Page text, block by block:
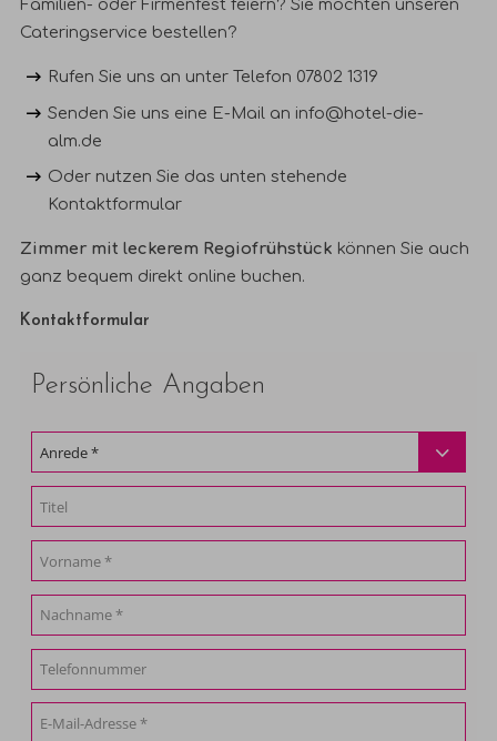
Familien- oder Firmenfest feiern? Sie möchten unseren
Cateringservice bestellen?
Rufen Sie uns an unter Telefon 07802 1319
Senden Sie uns eine E-Mail an info@hotel-die-
alm.de
Oder nutzen Sie das unten stehende
Kontaktformular
Zimmer mit leckerem Regiofrühstück können Sie auch
ganz bequem direkt online buchen.
Kontaktformular
Persönliche Angaben